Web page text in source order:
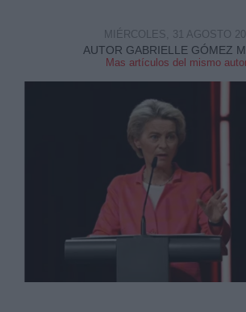
AUTOR GABRIELLE GÓMEZ
Mas artículos del mismo
MIÉRCOLES, 31 AGOSTO